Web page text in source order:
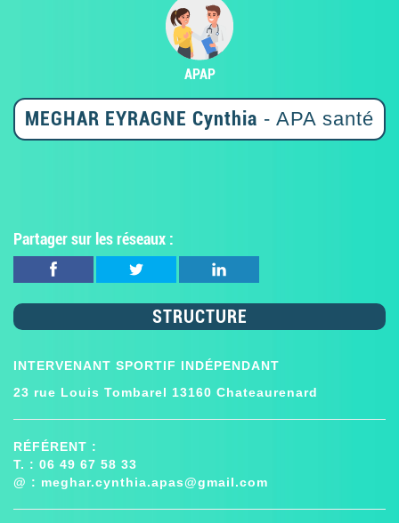
APAP
MEGHAR EYRAGNE Cynthia - APA santé
Partager sur les réseaux :
STRUCTURE
INTERVENANT SPORTIF INDÉPENDANT
23 rue Louis Tombarel 13160 Chateaurenard
RÉFÉRENT :
T. : 06 49 67 58 33
@ : meghar.cynthia.apas@gmail.com